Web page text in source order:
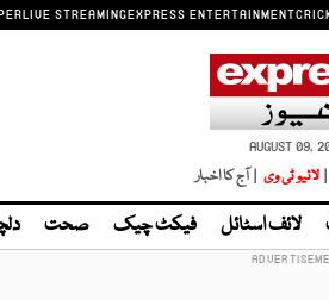
LIVE STREAMINGEXPRESS ENTERTAINMENT
AUGUST 09,
| لائیو ٹی وی | آج کا اخبار
لائف اسٹائل فیکٹ چیک صحت